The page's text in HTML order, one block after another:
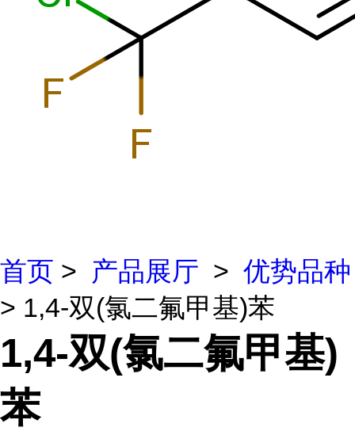
首页 > 产品展厅 > 优势品种
> 1,4-双(氯二氟甲基)苯
1,4-双(氯二氟甲基)
苯